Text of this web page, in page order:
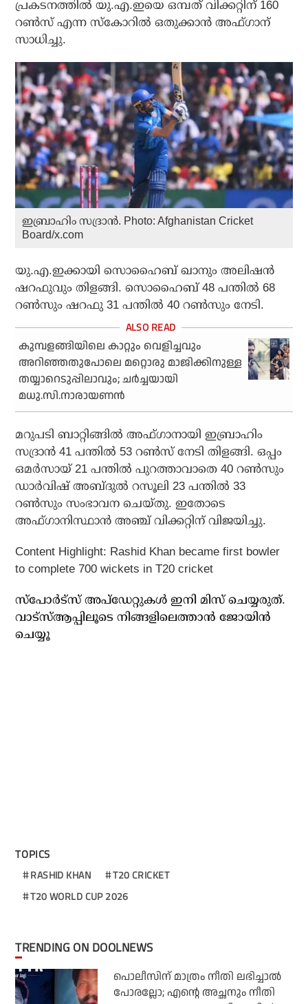
പ്രകടനത്തില്‍ യു.എ.ഇയെ ഒമ്പത് വിക്കറ്റിന് 160
റണ്‍സ് എന്ന സ്‌കോറില്‍ ഒതുക്കാന്‍ അഫ്ഗാന്
സാധിച്ചു.
ഇബ്രാഹിം സദ്രാന്‍. Photo: Afghanistan Cricket
Board/x.com
യു.എ.ഇക്കായി സൊഹൈബ് ഖാനും അലിഷന്‍
ഷറഫുവും തിളങ്ങി. സൊഹൈബ് 48 പന്തില്‍ 68
റണ്‍സും ഷറഫു 31 പന്തില്‍ 40 റണ്‍സും നേടി.
കുമ്പളങ്ങിയിലെ കാറ്റും വെളിച്ചവും
അറിഞ്ഞതുപോലെ മറ്റൊരു മാജിക്കിനുള്ള
തയ്യാറെടുപ്പിലാവും; ചര്‍ച്ചയായി
മധു.സി.നാരായണന്‍
മറുപടി ബാറ്റിങ്ങില്‍ അഫ്ഗാനായി ഇബ്രാഹിം
സദ്രാന്‍ 41 പന്തില്‍ 53 റണ്‍സ് നേടി തിളങ്ങി. ഒപ്പം
ഒമര്‍സായ് 21 പന്തില്‍ പുറത്താവാതെ 40 റണ്‍സും
ഡാര്‍വിഷ് അബ്ദുല്‍ റസൂലി 23 പന്തില്‍ 33
റണ്‍സും സംഭാവന ചെയ്തു. ഇതോടെ
അഫ്ഗാനിസ്ഥാന്‍ അഞ്ച് വിക്കറ്റിന് വിജയിച്ചു.
Content Highlight: Rashid Khan became first bowler
to complete 700 wickets in T20 cricket
സ്പോർട്സ് അപ്ഡേറ്റുകൾ ഇനി മിസ് ചെയ്യരുത്.
വാട്സ്ആപ്പിലൂടെ നിങ്ങളിലെത്താൻ ജോയിൻ
ചെയ്യൂ
TOPICS
RASHID KHAN
T20 CRICKET
T20 WORLD CUP 2026
TRENDING ON DOOLNEWS
പൊലീസിന് മാത്രം നീതി ലഭിച്ചാല്‍
പോരല്ലോ; എന്റെ അച്ഛനും നീതി